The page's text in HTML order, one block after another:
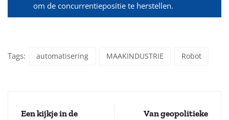
om de concurrentiepositie te herstellen.
Tags: automatisering MAAKINDUSTRIE Robot
Een kijkje in de
Van geopolitieke